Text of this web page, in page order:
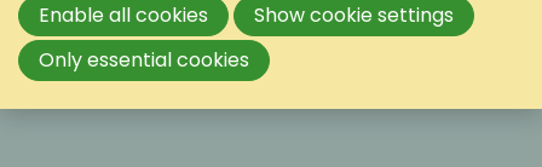
Enable all cookies
Show cookie settings
Only essential cookies